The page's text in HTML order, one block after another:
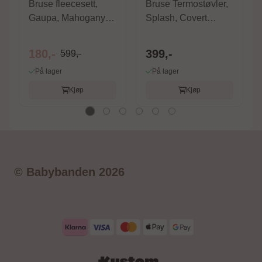
Bruse fleecesett,
Gaupa, Mahogany
180,- 599,-
På lager
Kjøp
Bruse Termostøvler,
Splash, Covert
399,-
På lager
Kjøp
© Babybanden 2026